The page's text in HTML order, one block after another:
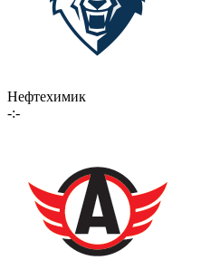
Нефтехимик
-:-